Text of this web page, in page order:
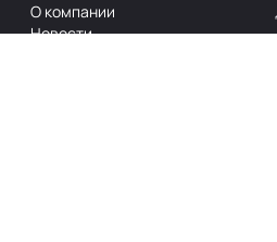
О компании
Новости